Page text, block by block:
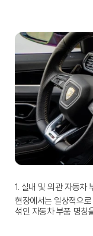
1. 실내 및 외관 자동차
현장에서는 일상적으
섞인 자동차 부품 명칭